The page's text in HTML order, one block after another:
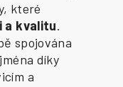
které
a kvalitu.
spojována
díky
a